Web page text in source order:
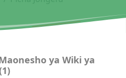
ya Wiki ya